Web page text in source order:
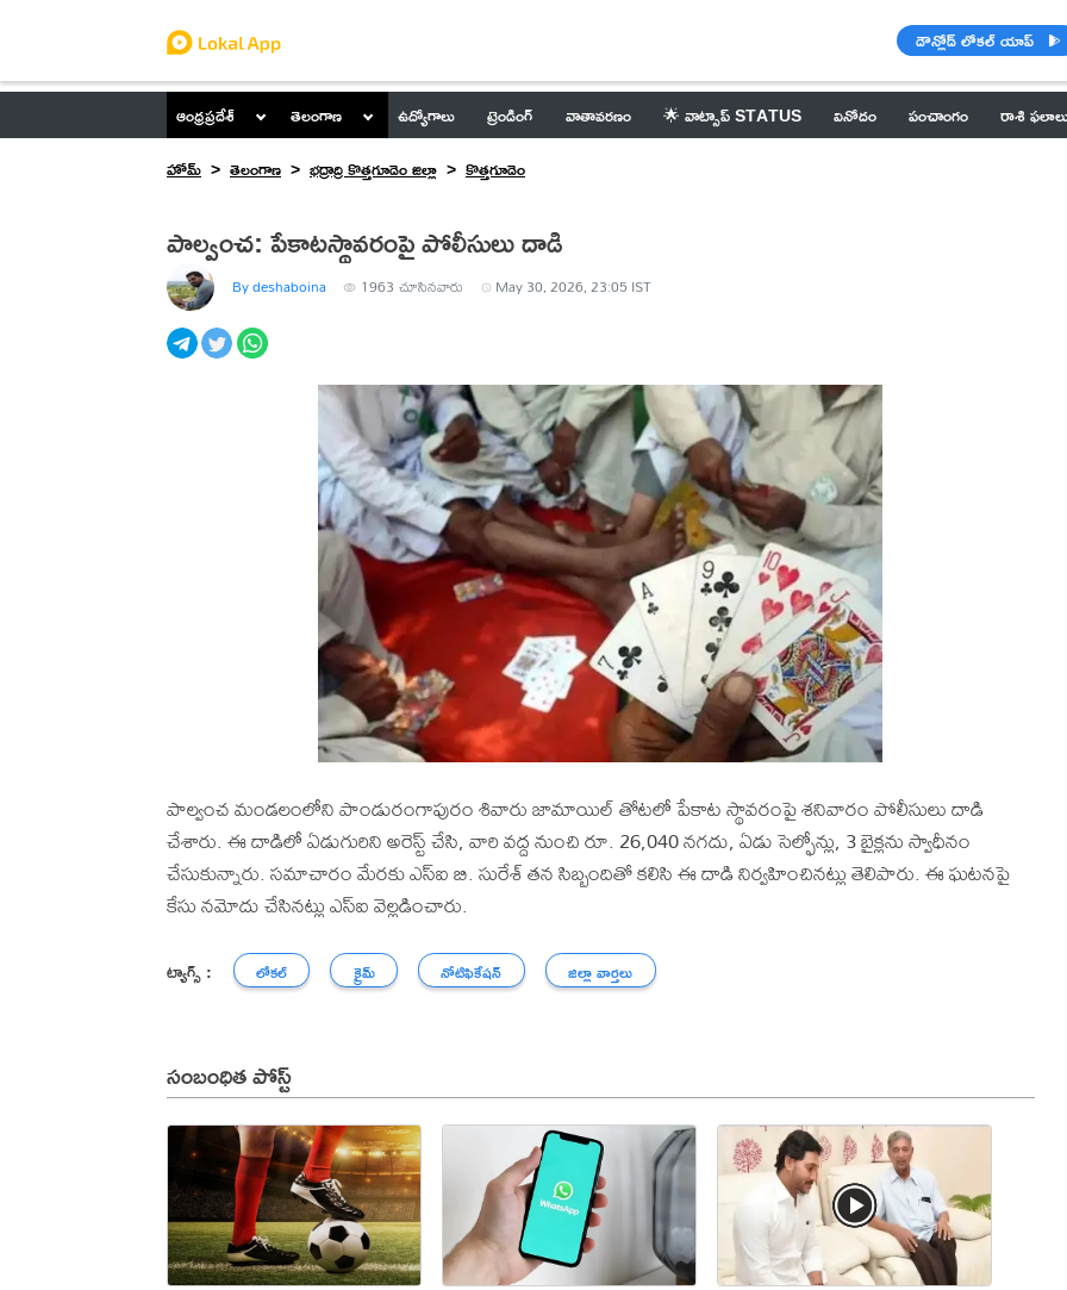
డౌన్లోడ్ లోకల్ యాప్
ఆంధ్రప్రదేశ్ తెలంగాణ ఉద్యోగాలు ట్రెండింగ్ వాతావరణం 🌟 వాట్సాప్ STATUS వినోదం పంచాంగం రాశి
హోమ్
తెలంగాణ భద్రాద్రి కొత్తగూడెం జిల్లా కొత్తగూడెం
పాల్వంచ: పేకాటస్థావరంపై పోలీసులు దాడి
By deshaboina 1963 చూసినవారు May 30, 2026, 23:05 IST
పాల్వంచ మండలంలోని పాండురంగాపురం శివారు జామాయిల్ తోటలో పేకాట స్థావరంపై శనివారం పోలీసులు దాడి
చేశారు. ఈ దాడిలో ఏడుగురిని అరెస్ట్ చేసి, వారి వద్ద నుంచి రూ. 26,040 నగదు, ఏడు సెల్ఫోన్లు, 3 బైక్లను స్వాధీనం
చేసుకున్నారు. సమాచారం మేరకు ఎస్ఐ బి. సురేశ్ తన సిబ్బందితో కలిసి ఈ దాడి నిర్వహించినట్లు తెలిపారు. ఈ ఘటనపై
కేసు నమోదు చేసినట్లు ఎస్ఐ వెల్లడించారు.
ట్యాగ్స్ : లోకల్ క్రైమ్ నోటిఫికేషన్ జిల్లా వార్తలు
సంబంధిత పోస్ట్